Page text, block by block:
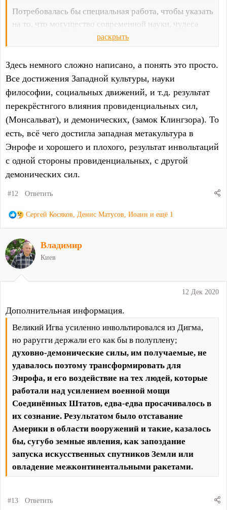
Потребовалась бы специальная работа, чтобы указать
на то, что могущество современной науки, чудеса
техники, равно как идеи социализма, даже
охватываются сферой мифа о Монсальвате и
замке Клингзора
раскрыть
Здесь немного сложно написано, а понять это просто.
Все достижения Западной культуры, науки
философии, социальных движений, и т.д. результат
перекрёстнгого влияния провиденциальных сил,
(Монсальват), и демонических, (замок Клингзора). То
есть, всё чего достигла западная метакультура в
Энрофе и хорошего и плохого, результат инвольтаций
с одной стороны провиденциальных, с другой
демонических сил.
#12 Ответить
Р
к
ц
и
Сергей Косяков, Денис Матусов, Иоанн и ещё 1
12 Дек 2020
Дополнительная информация.
Великий Игва усиленно инвольтировался из Дигма,
но раругги держали его как бы в полуплену;
духовно-демонические силы, им получаемые, не
удавалось поэтому трансформировать для
Энрофа, и его воздействие на тех людей, которые
работали над усилением военной мощи
Соединённых Штатов, едва-едва просачивалось в
их сознание. Результатом было отставание
Америки в области вооружений и такие, казалось
бы, сугубо земные явления, как запоздание
запуска искусственных спутников Земли или
овладение межконтинентальными ракетами.
#13 Ответить
Владимир
Киев